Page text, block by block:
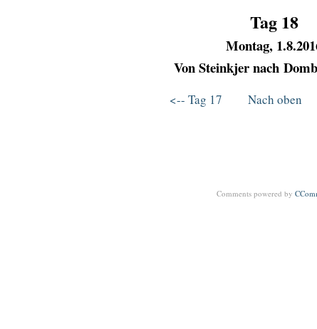
Tag 18
Montag,
VonSteinkjer nach
<-- Tag 17 Nach oben
Comments powered by